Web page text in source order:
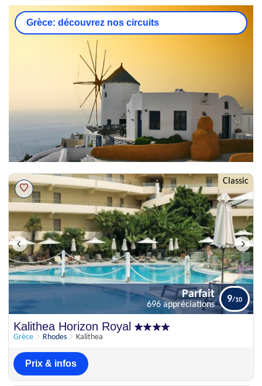
Grèce: découvrez nos circuits
Classic
Kalithea Horizon Royal
Grèce Rhodes Kalithea
Parfait
696 appréciations
9
Prix & infos